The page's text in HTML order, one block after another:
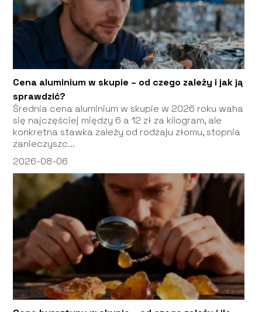
Cena aluminium w skupie – od czego zależy i jak ją
sprawdzić?
Średnia cena aluminium w skupie w 2026 roku waha
się najczęściej między 6 a 12 zł za kilogram, ale
konkretna stawka zależy od rodzaju złomu, stopnia
zanieczyszc...
2026-08-06